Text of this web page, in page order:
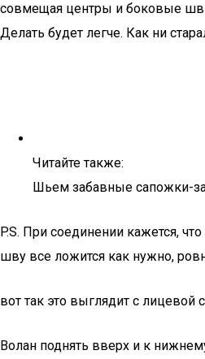
совмещая центры и боковые швы.
Делать будет легче. Как ни
Читайте также:
Шьем забавные сапожки-
P.S. При соединении кажется,
шву все ложится как нужно,
вот так это выглядит с лицевой
Волан поднять вверх и к